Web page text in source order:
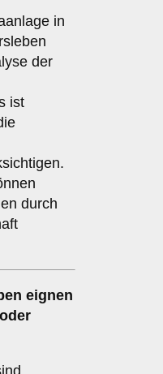
in
der
ist
durch
eignen